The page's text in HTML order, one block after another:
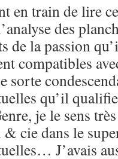
en train de lire
des
de la passion
compatibles
sorte
qu’il
je le sens
cie dans le
J’avais